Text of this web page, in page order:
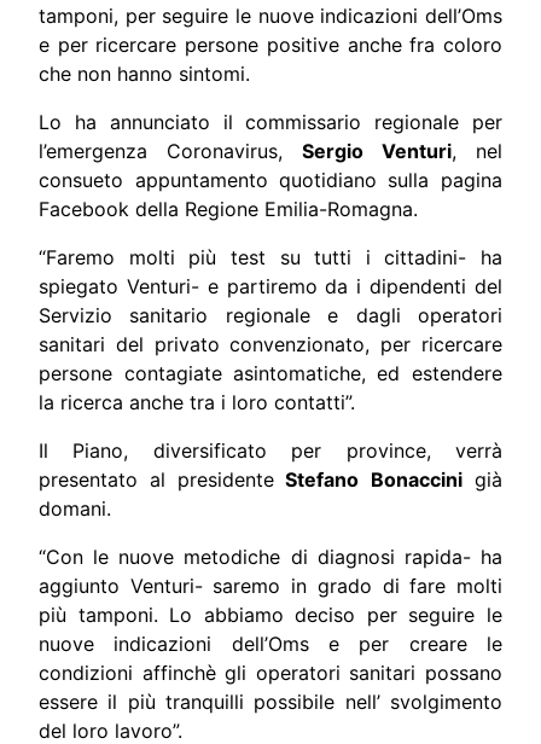
tamponi, per seguire le nuove indicazioni dell’Oms
e per ricercare persone positive anche fra coloro
che non hanno sintomi.
Lo ha annunciato il commissario regionale per
l’emergenza Coronavirus, Sergio Venturi, nel
consueto appuntamento quotidiano sulla pagina
Facebook della Regione Emilia-Romagna.
“Faremo molti più test su tutti i cittadini- ha
spiegato Venturi- e partiremo da i dipendenti del
Servizio sanitario regionale e dagli operatori
sanitari del privato convenzionato, per ricercare
persone contagiate asintomatiche, ed estendere
la ricerca anche tra i loro contatti”.
Il Piano, diversificato per province, verrà
presentato al presidenteStefano Bonaccini già
domani.
“Con le nuove metodiche di diagnosi rapida- ha
aggiunto Venturi- saremo in grado di fare molti
più tamponi. Lo abbiamo deciso per seguire le
nuove indicazioni dell’Oms e per creare le
condizioni affinchè gli operatori sanitari possano
essere il più tranquilli possibile nell’ svolgimento
del loro lavoro”.